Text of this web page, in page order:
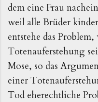
dem eine Frau
weil alle Brüder
entstehe das
Totenauferstehung
Mose, so das
einer
Tod eherechtliche